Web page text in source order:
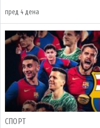
пред 4 дена
СПОРТ